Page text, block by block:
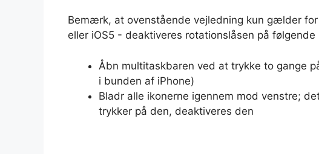
Bemærk, at ovenstående vejledning kun gælder
eller iOS5 - deaktiveres rotationslåsen på følgende
Åbn multitaskbaren ved at trykke to gange
i bunden af iPhone)
Bladr alle ikonerne igennem mod venstre;
trykker på den, deaktiveres den